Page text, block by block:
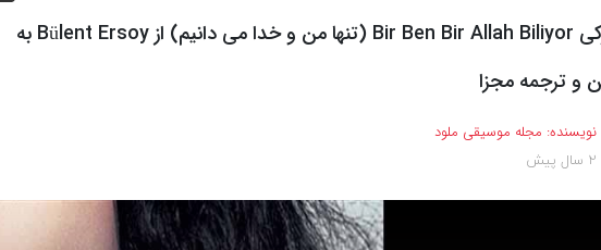
آهنگ ترکی Bir Ben Bir Allah Biliyor (تنها من و خدا می دانیم) از Bülent Ersoy به
و ترجمه مجزا
نویسنده: مجله موسیقی ملود
2 سال پیش